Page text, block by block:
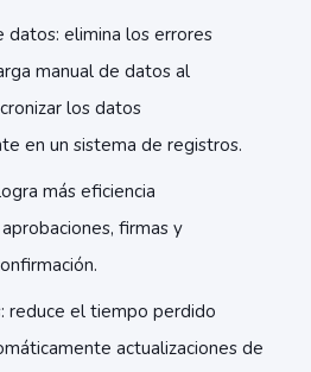
datos: elimina los errores
manual de datos al
los datos
en un sistema de registros.
más eficiencia
firmas y
reduce el tiempo perdido
actualizaciones de